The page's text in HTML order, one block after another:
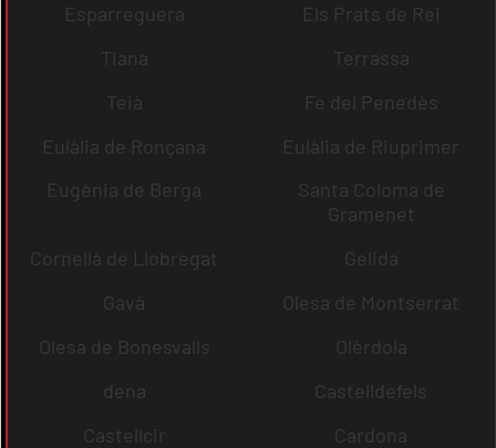
Esparreguera
Els Prats de Rei
Tiana
Terrassa
Teià
Fe del Penedès
Eulàlia de Ronçana
Eulàlia de Riuprimer
Eugènia de Berga
Santa Coloma de
Gramenet
Cornellà de Llobregat
Gelida
Gavà
Olesa de Montserrat
Olesa de Bonesvalls
Olèrdola
dena
Castelldefels
Castellcir
Cardona